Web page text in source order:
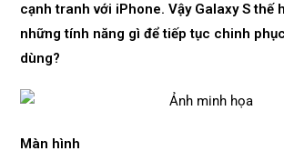
cạnh tranh với iPhone. Vậy Galaxy S thế
những tính năng gì để tiếp tục chinh
dùng?
Màn hình